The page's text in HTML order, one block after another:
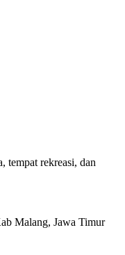
tempat rekreasi, dan
Malang, Jawa Timur